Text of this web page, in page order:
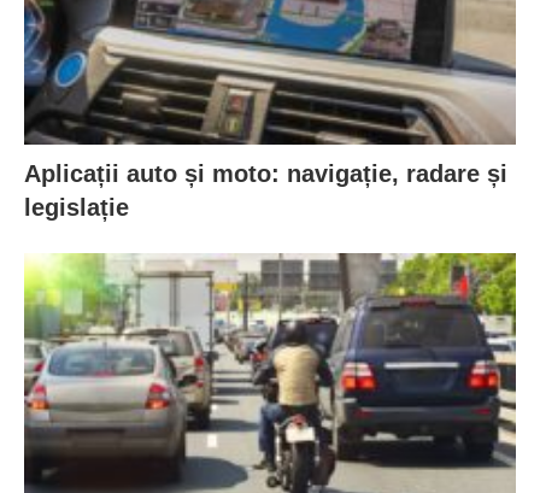
Aplicații auto și moto: navigație, radare și
legislație